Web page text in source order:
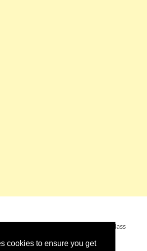
cookies to ensure you get
Menschen ohne Krieg leben dürfen, dass
verurteilen und sich von den